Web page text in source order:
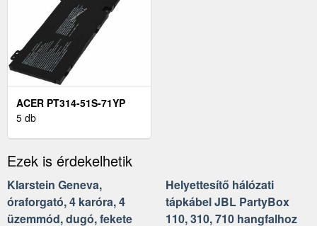
ACER PT314-51S-71YP
LAPTOP AKKU
5 db
Ezek is érdekelhetik
Klarstein Geneva,
óraforgató, 4 karóra, 4
üzemmód, dugó, fekete
Helyettesítő hálózati
tápkábel JBL PartyBox
110, 310, 710 hangfalhoz